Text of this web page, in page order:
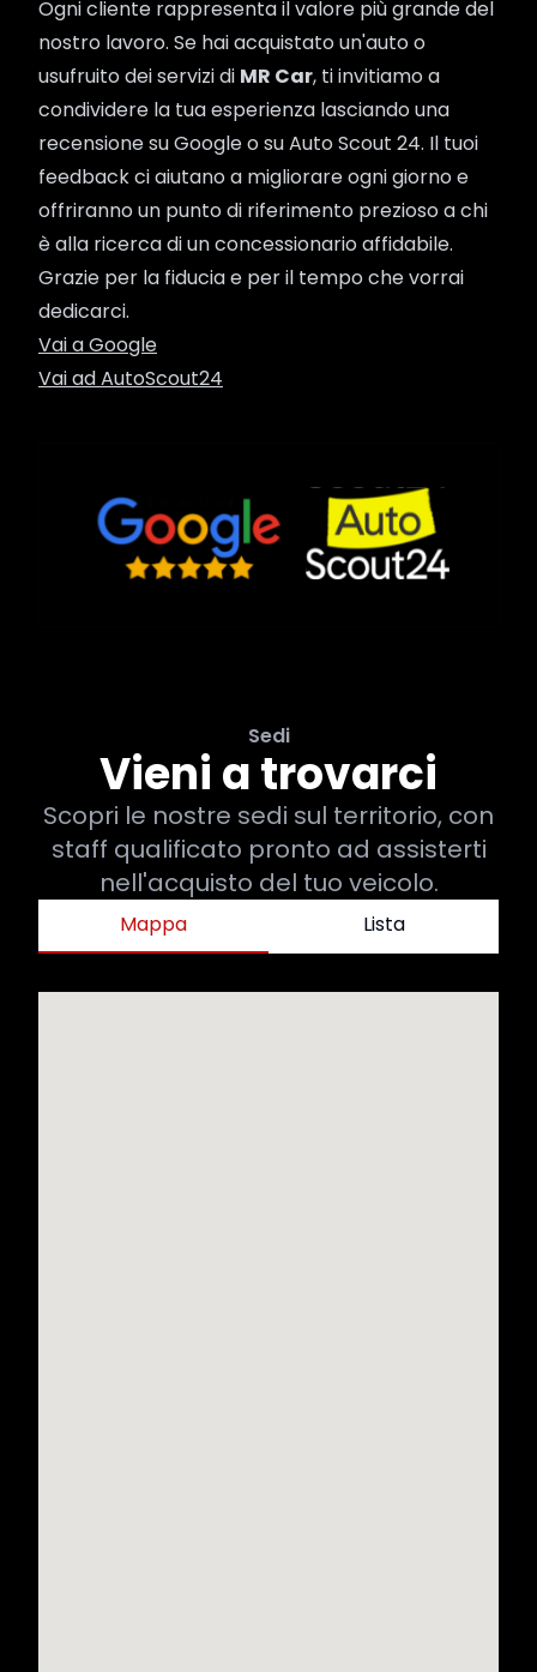
Ogni cliente rappresenta il valore più grande del
nostro lavoro. Se hai acquistato un'auto o
usufruito dei servizi di MR Car, ti invitiamo a
condividere la tua esperienza lasciando una
recensione su Google o su Auto Scout 24. Il tuoi
feedback ci aiutano a migliorare ogni giorno e
offriranno un punto di riferimento prezioso a chi
è alla ricerca di un concessionario affidabile.
Grazie per la fiducia e per il tempo che vorrai
dedicarci.
Vai a Google
Vai ad AutoScout24
Sedi
Vieni a trovarci
Scopri le nostre sedi sul territorio, con
staff qualificato pronto ad assisterti
nell'acquisto del tuo veicolo.
Mappa Lista